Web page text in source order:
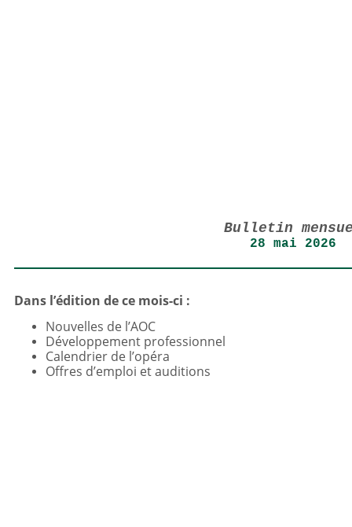
Bulletin
28 mai 2026
Dans l’édition de ce mois-ci :
Nouvelles de l’AOC
Développement professionnel
Calendrier de l’opéra
Offres d’emploi et auditions